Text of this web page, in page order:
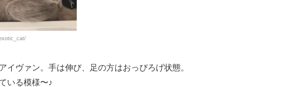
イヴァン。手は伸び、足の方はおっぴろげ状態。
いる模様〜♪